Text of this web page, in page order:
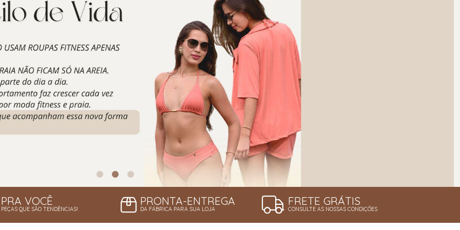
PRA VOCÊ
PEÇAS QUE SÃO TENDÊNCIAS!
PRONTA-ENTREGA
DA FÁBRICA PARA SUA LOJA
FRETE GRÁTIS
CONSULTE AS NOSSAS CONDIÇÕES